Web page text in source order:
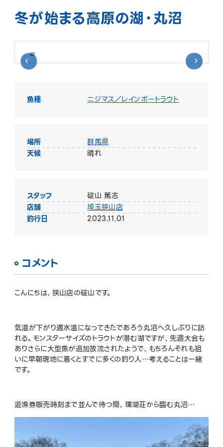
冬が始まる高原の湖・丸沼
魚種 ニジマス／レインボートラウト
場所
群馬県
天候
晴れ
スタッフ
碇山 篤志
店舗
埼玉狭山店
釣行日
2023.11.01
コメント
こんにちは、狭山店の碇山です。
気温が下がり適水温になってきたであろう丸沼へ久しぶりに訪
れる。モンスターサイズのトラウトが潜む湖ですが、先週大会も
ありさらに大型魚が追加放流されたようで、もちろんそれも狙
いに早朝現地に着くとすでに多くの釣り人…考えることは一緒
です。
遊漁券販売時刻まで並んで待つ間、環湖荘から臨む丸沼…